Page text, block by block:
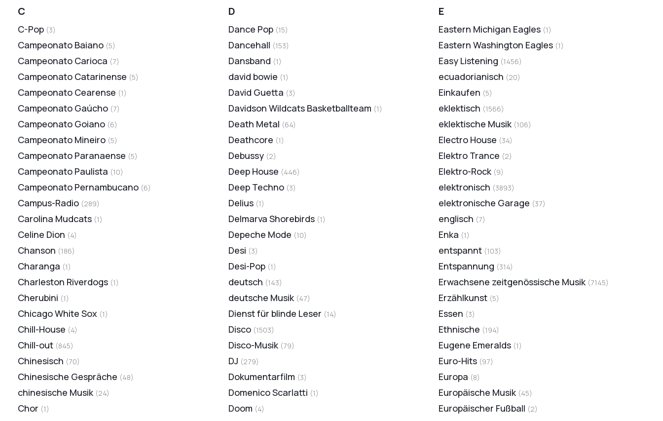
C
C-Pop (3)
Campeonato Baiano (5)
Campeonato Carioca (7)
Campeonato Catarinense (5)
Campeonato Cearense (1)
Campeonato Gaúcho (7)
Campeonato Goiano (6)
Campeonato Mineiro (5)
Campeonato Paranaense (5)
Campeonato Paulista (10)
Campeonato Pernambucano (6)
Campus-Radio (289)
Carolina Mudcats (1)
Celine Dion (4)
Chanson (186)
Charanga (1)
Charleston Riverdogs (1)
Cherubini (1)
Chicago White Sox (1)
Chill-House (4)
Chill-out (845)
Chinesisch (70)
Chinesische Gespräche (48)
chinesische Musik (24)
Chor (1)
D
Dance Pop (15)
Dancehall (153)
Dansband (1)
david bowie (1)
David Guetta (3)
Davidson Wildcats Basketballteam (1)
Death Metal (64)
Deathcore (1)
Debussy (2)
Deep House (446)
Deep Techno (3)
Delius (1)
Delmarva Shorebirds (1)
Depeche Mode (10)
Desi (3)
Desi-Pop (1)
deutsch (143)
deutsche Musik (47)
Dienst für blinde Leser (14)
Disco (1503)
Disco-Musik (79)
DJ (279)
Dokumentarfilm (3)
Domenico Scarlatti (1)
Doom (4)
E
Eastern Michigan Eagles (1)
Eastern Washington Eagles (1)
Easy Listening (1456)
ecuadorianisch (20)
Einkaufen (5)
eklektisch (1566)
eklektische Musik (106)
Electro House (34)
Elektro Trance (2)
Elektro-Rock (9)
elektronisch (3893)
elektronische Garage (37)
englisch (7)
Enka (1)
entspannt (103)
Entspannung (314)
Erwachsene zeitgenössische Musik (7145)
Erzählkunst (5)
Essen (3)
Ethnische (194)
Eugene Emeralds (1)
Euro-Hits (97)
Europa (8)
Europäische Musik (45)
Europäischer Fußball (2)